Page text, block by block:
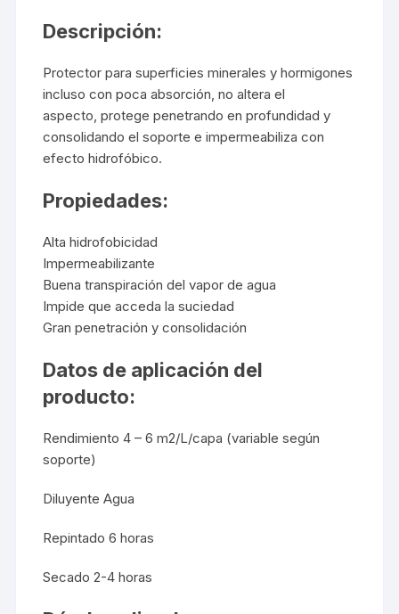
Descripción:
Protector para superficies minerales y hormigones
incluso con poca absorción, no altera el
aspecto, protege penetrando en profundidad y
consolidando el soporte e impermeabiliza con
efecto hidrofóbico.
Propiedades:
Alta hidrofobicidad
Impermeabilizante
Buena transpiración del vapor de agua
Impide que acceda la suciedad
Gran penetración y consolidación
Datos de aplicación del
producto:
Rendimiento 4 – 6 m2/L/capa (variable según
soporte)
Diluyente Agua
Repintado 6 horas
Secado 2-4 horas